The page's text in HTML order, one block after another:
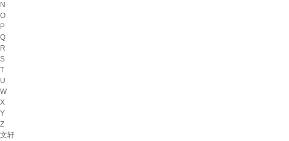
N
O
P
Q
R
S
T
U
W
X
Y
Z
文轩